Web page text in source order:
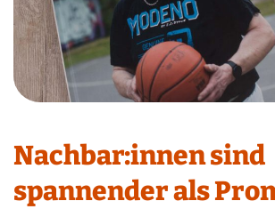
Nachbar:innen sind
spannender als